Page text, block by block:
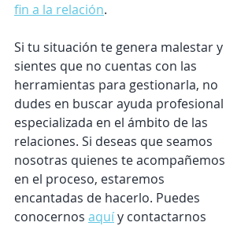
fin a la relación.
Si tu situación te genera malestar y
sientes que no cuentas con las
herramientas para gestionarla, no
dudes en buscar ayuda profesional
especializada en el ámbito de las
relaciones. Si deseas que seamos
nosotras quienes te acompañemos
en el proceso, estaremos
encantadas de hacerlo. Puedes
conocernos aquí y contactarnos